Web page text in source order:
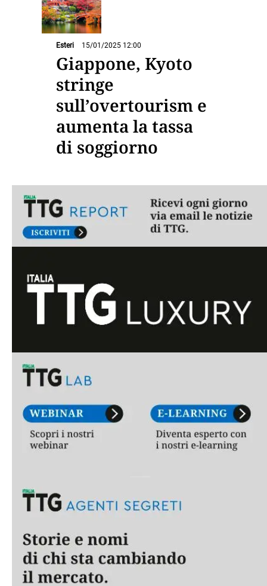
Esteri 15/01/2025 12:00
Giappone, Kyoto
stringe
sull’overtourism e
aumenta la tassa
di soggiorno